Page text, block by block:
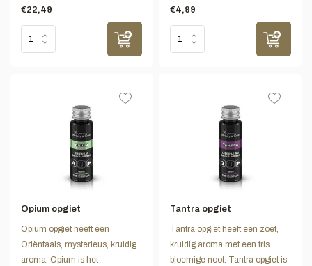
€22,49
€4,99
Opium opgiet
Opium opgiet heeft een
Oriëntaals, mysterieus, kruidig
aroma. Opium is het
Tantra opgiet
Tantra opgiet heeft een zoet,
kruidig aroma met een fris
bloemige noot. Tantra opgiet is